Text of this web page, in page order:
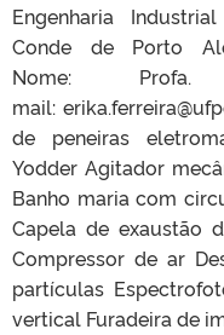
Engenharia
Conde de Porto
Nome:
mail:
de peneiras
Yodder Agitador
Banho maria com
Capela de exaustão
Compressor de ar
partículas
vertical Furadeira de